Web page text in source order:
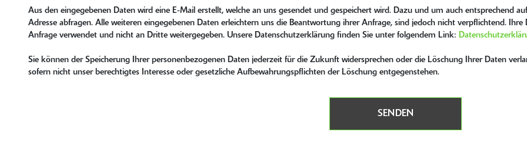
Aus den eingegebenen Daten wird eine E-Mail erstellt, welche an uns gesendet und gespeichert wird. Dazu und um auch entsprechend
Adresse abfragen. Alle weiteren eingegebenen Daten erleichtern uns die Beantwortung ihrer Anfrage, sind jedoch nicht verpflichtend.
Anfrage verwendet und nicht an Dritte weitergegeben. Unsere Datenschutzerklärung finden Sie unter folgendem Link:
Sie können der Speicherung Ihrer personenbezogenen Daten jederzeit für die Zukunft widersprechen oder die Löschung Ihrer Daten
sofern nicht unser berechtigtes Interesse oder gesetzliche Aufbewahrungspflichten der Löschung entgegenstehen.
SENDEN